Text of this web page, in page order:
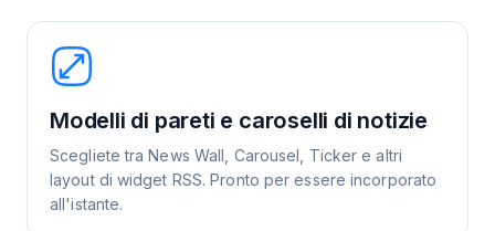
Modelli di pareti e caroselli di notizie
Scegliete tra News Wall, Carousel, Ticker e altri
layout di widget RSS. Pronto per essere incorporato
all'istante.